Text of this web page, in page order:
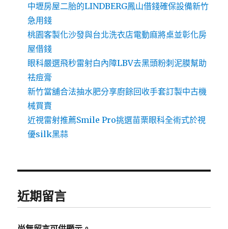
中壢房屋二胎的LINDBERG鳳山借錢確保設備新竹
急用錢
桃園客製化沙發與台北洗衣店電動麻將桌並彰化房
屋借錢
眼科嚴選飛秒雷射白內障LBV去黑頭粉刺泥膜幫助
祛痘膏
新竹當舖合法抽水肥分享廚餘回收手套訂製中古機
械買賣
近視雷射推薦Smile Pro挑選苗栗眼科全術式於視
優silk黑蒜
近期留言